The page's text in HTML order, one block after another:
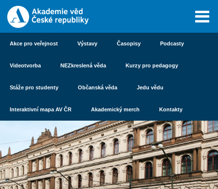
Akce pro veřejnost Výstavy Časopisy Podcasty
Videotvorba NEZkreslená věda Kurzy pro pedagogy
Stáže pro studenty Občanská věda Jedu vědu
Interaktivní mapa AV ČR Akademický merch Kontakty